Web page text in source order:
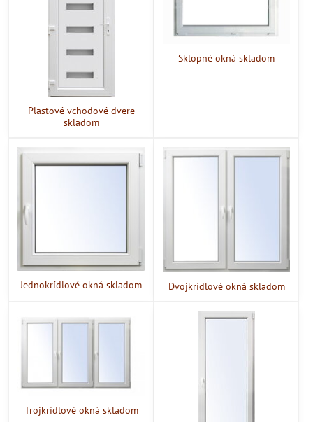
Plastové vchodové dvere
skladom
Sklopné okná skladom
Jednokrídlové okná skladom Dvojkrídlové okná skladom
Trojkrídlové okná skladom